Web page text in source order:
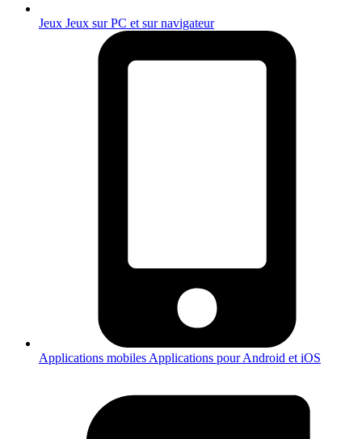
Jeux Jeux sur PC et sur navigateur
Applications mobiles Applications pour Android et iOS